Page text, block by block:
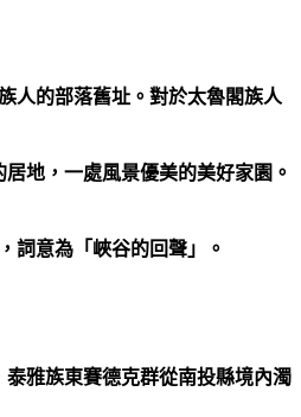
人的部落舊址。對於太魯閣族人
地，一處風景優美的美好家園。
，詞意為「峽谷的回聲」。
雅族東賽德克群從南投縣境內濁